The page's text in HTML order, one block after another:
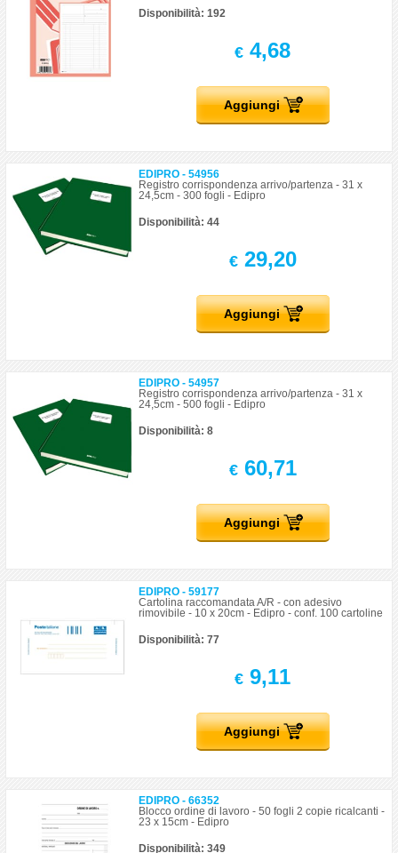
Disponibilità: 192
€ 4,68
Aggiungi
EDIPRO - 54956
Registro corrispondenza arrivo/partenza - 31 x
24,5cm - 300 fogli - Edipro
Disponibilità: 44
€29,20
Aggiungi
EDIPRO - 54957
Registro corrispondenza arrivo/partenza - 31 x
24,5cm - 500 fogli - Edipro
Disponibilità: 8
€60,71
Aggiungi
EDIPRO - 59177
Cartolina raccomandata A/R - con adesivo
rimovibile - 10 x 20cm - Edipro - conf. 100 cartoline
Disponibilità: 77
€ 9,11
Aggiungi
EDIPRO - 66352
Blocco ordine di lavoro - 50 fogli 2 copie ricalcanti -
23 x 15cm - Edipro
Disponibilità: 349